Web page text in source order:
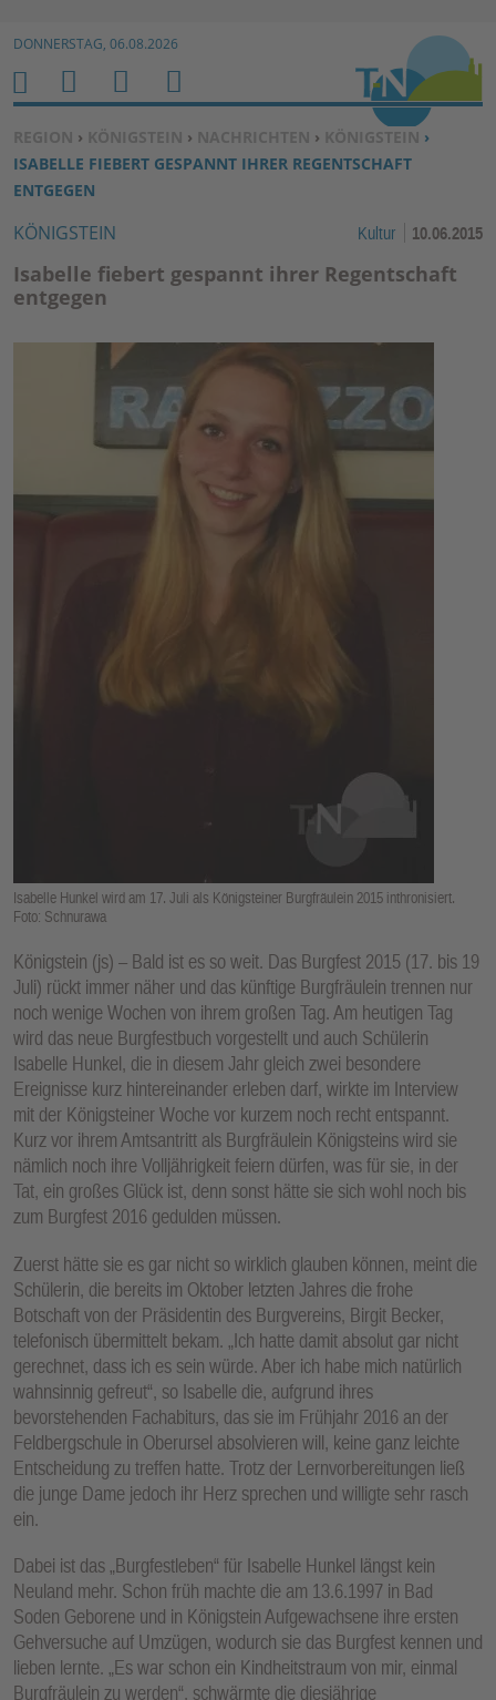
Zum Inhalt springen ↓
DONNERSTAG, 06.08.2026
SIE BEFINDEN SICH HIER:
REGION › KÖNIGSTEIN › NACHRICHTEN › KÖNIGSTEIN ›
ISABELLE FIEBERT GESPANNT IHRER REGENTSCHAFT
ENTGEGEN
KÖNIGSTEIN Kultur 10.06.2015
Isabelle fiebert gespannt ihrer Regentschaft
entgegen
Isabelle Hunkel wird am 17. Juli als Königsteiner Burgfräulein 2015 inthronisiert.
Foto: Schnurawa
Königstein (js) – Bald ist es so weit. Das Burgfest 2015 (17. bis 19
Juli) rückt immer näher und das künftige Burgfräulein trennen nur
noch wenige Wochen von ihrem großen Tag. Am heutigen Tag
wird das neue Burgfestbuch vorgestellt und auch Schülerin
Isabelle Hunkel, die in diesem Jahr gleich zwei besondere
Ereignisse kurz hintereinander erleben darf, wirkte im Interview
mit der Königsteiner Woche vor kurzem noch recht entspannt.
Kurz vor ihrem Amtsantritt als Burgfräulein Königsteins wird sie
nämlich noch ihre Volljährigkeit feiern dürfen, was für sie, in der
Tat, ein großes Glück ist, denn sonst hätte sie sich wohl noch bis
zum Burgfest 2016 gedulden müssen.
Zuerst hätte sie es gar nicht so wirklich glauben können, meint die
Schülerin, die bereits im Oktober letzten Jahres die frohe
Botschaft von der Präsidentin des Burgvereins, Birgit Becker,
telefonisch übermittelt bekam. „Ich hatte damit absolut gar nicht
gerechnet, dass ich es sein würde. Aber ich habe mich natürlich
wahnsinnig gefreut“, so Isabelle die, aufgrund ihres
bevorstehenden Fachabiturs, das sie im Frühjahr 2016 an der
Feldbergschule in Oberursel absolvieren will, keine ganz leichte
Entscheidung zu treffen hatte. Trotz der Lernvorbereitungen ließ
die junge Dame jedoch ihr Herz sprechen und willigte sehr rasch
ein.
Dabei ist das „Burgfestleben“ für Isabelle Hunkel längst kein
Neuland mehr. Schon früh machte die am 13.6.1997 in Bad
Soden Geborene und in Königstein Aufgewachsene ihre ersten
Gehversuche auf Umzügen, wodurch sie das Burgfest kennen und
lieben lernte. „Es war schon ein Kindheitstraum von mir, einmal
Burgfräulein zu werden“, schwärmte die diesjährige
H
O
M
E
M
E
N
U
S
U
C
E
N
B
E
N
E
N
K
TI
O
N